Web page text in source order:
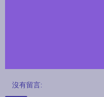
沒有留言: